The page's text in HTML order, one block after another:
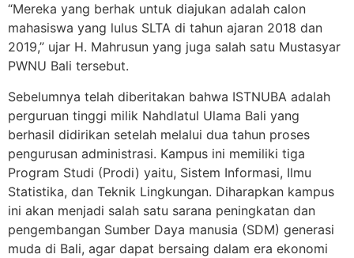
“Mereka yang berhak untuk diajukan adalah calon
mahasiswa yang lulus SLTA di tahun ajaran 2018 dan
2019,” ujar H. Mahrusun yang juga salah satu Mustasyar
PWNU Bali tersebut.
Sebelumnya telah diberitakan bahwa ISTNUBA adalah
perguruan tinggi milik Nahdlatul Ulama Bali yang
berhasil didirikan setelah melalui dua tahun proses
pengurusan administrasi. Kampus ini memiliki tiga
Program Studi (Prodi) yaitu, Sistem Informasi, Ilmu
Statistika, dan Teknik Lingkungan. Diharapkan kampus
ini akan menjadi salah satu sarana peningkatan dan
pengembangan Sumber Daya manusia (SDM) generasi
muda di Bali, agar dapat bersaing dalam era ekonomi